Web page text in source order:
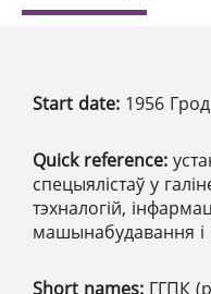
Start date: 1956
Quick reference:
спецыялістаў у
тэхналогій,
машынабудавання і
Short names: ГГПК